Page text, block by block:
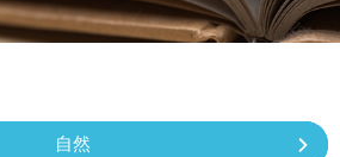
自然